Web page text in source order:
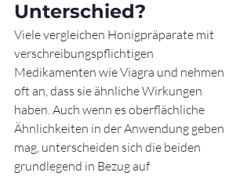
Unterschied?
Viele vergleichen Honigpräparate mit
verschreibungspflichtigen
Medikamenten wie Viagra und nehmen
oft an, dass sie ähnliche Wirkungen
haben. Auch wenn es oberflächliche
Ähnlichkeiten in der Anwendung geben
mag, unterscheiden sich die beiden
grundlegend in Bezug auf